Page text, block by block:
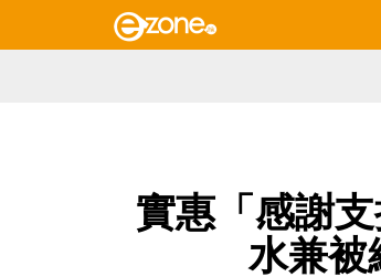
實惠「感謝
水兼被